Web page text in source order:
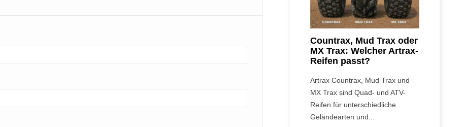
Countrax, Mud Trax oder
MX Trax: Welcher Artrax-
Reifen passt?
Artrax Countrax, Mud Trax und
MX Trax sind Quad- und ATV-
Reifen für unterschiedliche
Geländearten und...